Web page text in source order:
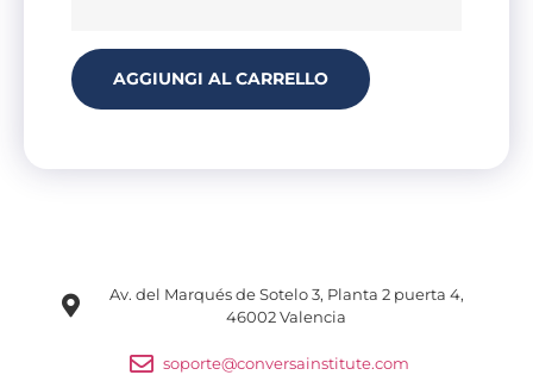
AGGIUNGI AL CARRELLO
Av. del Marqués de Sotelo 3, Planta 2 puerta 4,
46002 Valencia
soporte@conversainstitute.com